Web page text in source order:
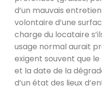
d’un mauvais
volontaire d’une
charge du locataire
usage normal aurait
exigent souvent que
et la date de la
d’un état des lieux